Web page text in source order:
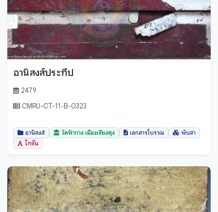
อานิสงส์ประทีป
2479
CMRU-CT-11-B-0323
อานิสงส์ วัดฟ้ากาง เมืองเชียงตุง เอกสารโบราณ
พับสา
ไทขึน